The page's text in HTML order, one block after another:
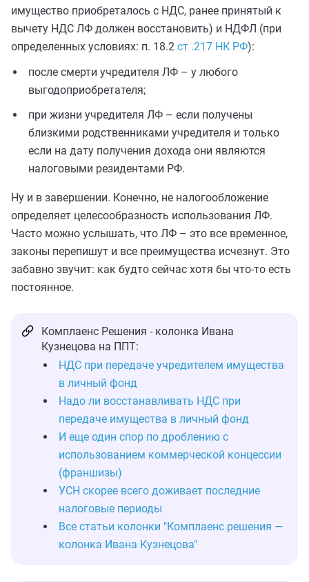
имущество приобреталось с НДС, ранее принятый к
вычету НДС ЛФ должен восстановить) и НДФЛ (при
определенных условиях: п. 18.2 ст .217 НК РФ):
после смерти учредителя ЛФ – у любого
выгодоприобретателя;
при жизни учредителя ЛФ – если получены
близкими родственниками учредителя и только
если на дату получения дохода они являются
налоговыми резидентами РФ.
Ну и в завершении. Конечно, не налогообложение
определяет целесообразность использования ЛФ.
Часто можно услышать, что ЛФ – это все временное,
законы перепишут и все преимущества исчезнут. Это
забавно звучит: как будто сейчас хотя бы что-то есть
постоянное.
Комплаенс Решения - колонка Ивана
Кузнецова на ППТ:
НДС при передаче учредителем имущества
в личный фонд
Надо ли восстанавливать НДС при
передаче имущества в личный фонд
И еще один спор по дроблению с
использованием коммерческой концессии
(франшизы)
УСН скорее всего доживает последние
налоговые периоды
Все статьи колонки "Комплаенс решения —
колонка Ивана Кузнецова"